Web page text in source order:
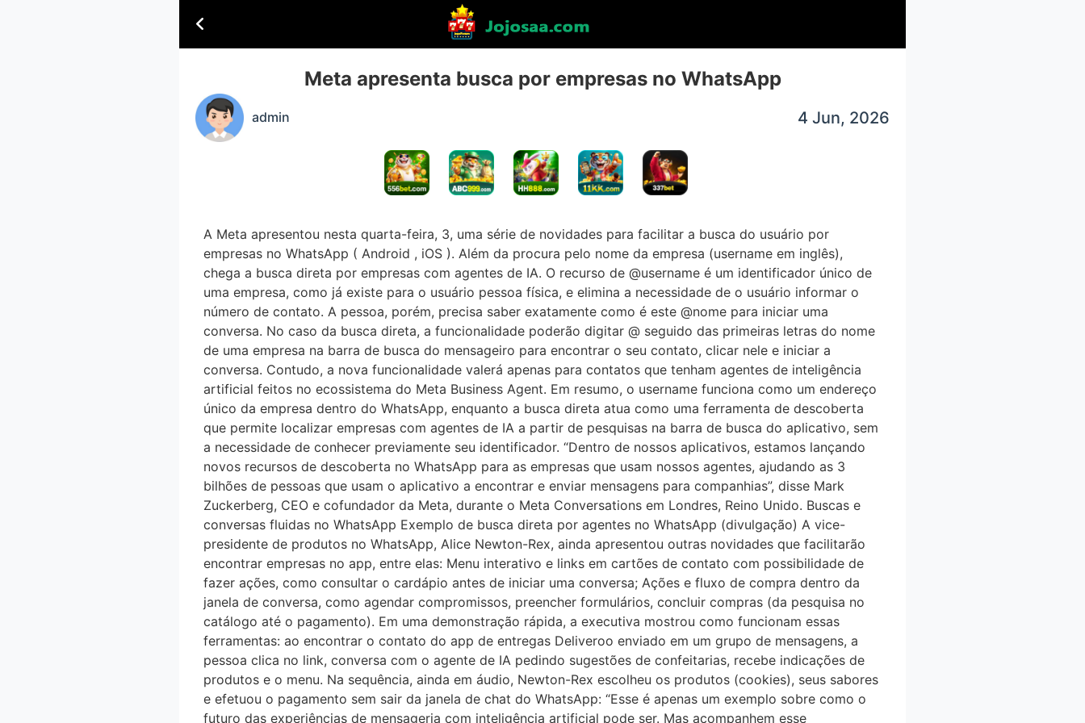
Meta apresenta busca por empresas no WhatsApp
admin 4 Jun, 2026
A Meta apresentou nesta quarta-feira, 3, uma série de novidades para facilitar a busca do usuário por
empresas no WhatsApp ( Android , iOS ). Além da procura pelo nome da empresa (username em inglês),
chega a busca direta por empresas com agentes de IA. O recurso de @username é um identificador único de
uma empresa, como já existe para o usuário pessoa física, e elimina a necessidade de o usuário informar o
número de contato. A pessoa, porém, precisa saber exatamente como é este @nome para iniciar uma
conversa. No caso da busca direta, a funcionalidade poderão digitar @ seguido das primeiras letras do nome
de uma empresa na barra de busca do mensageiro para encontrar o seu contato, clicar nele e iniciar a
conversa. Contudo, a nova funcionalidade valerá apenas para contatos que tenham agentes de inteligência
artificial feitos no ecossistema do Meta Business Agent. Em resumo, o username funciona como um endereço
único da empresa dentro do WhatsApp, enquanto a busca direta atua como uma ferramenta de descoberta
que permite localizar empresas com agentes de IA a partir de pesquisas na barra de busca do aplicativo, sem
a necessidade de conhecer previamente seu identificador. “Dentro de nossos aplicativos, estamos lançando
novos recursos de descoberta no WhatsApp para as empresas que usam nossos agentes, ajudando as 3
bilhões de pessoas que usam o aplicativo a encontrar e enviar mensagens para companhias”, disse Mark
Zuckerberg, CEO e cofundador da Meta, durante o Meta Conversations em Londres, Reino Unido. Buscas e
conversas fluidas no WhatsApp Exemplo de busca direta por agentes no WhatsApp (divulgação) A vice-
presidente de produtos no WhatsApp, Alice Newton-Rex, ainda apresentou outras novidades que facilitarão
encontrar empresas no app, entre elas: Menu interativo e links em cartões de contato com possibilidade de
fazer ações, como consultar o cardápio antes de iniciar uma conversa; Ações e fluxo de compra dentro da
janela de conversa, como agendar compromissos, preencher formulários, concluir compras (da pesquisa no
catálogo até o pagamento). Em uma demonstração rápida, a executiva mostrou como funcionam essas
ferramentas: ao encontrar o contato do app de entregas Deliveroo enviado em um grupo de mensagens, a
pessoa clica no link, conversa com o agente de IA pedindo sugestões de confeitarias, recebe indicações de
produtos e o menu. Na sequência, ainda em áudio, Newton-Rex escolheu os produtos (cookies), seus sabores
e efetuou o pagamento sem sair da janela de chat do WhatsApp: “Esse é apenas um exemplo sobre como o
futuro das experiências de mensageria com inteligência artificial pode ser. Mas acompanhem esse